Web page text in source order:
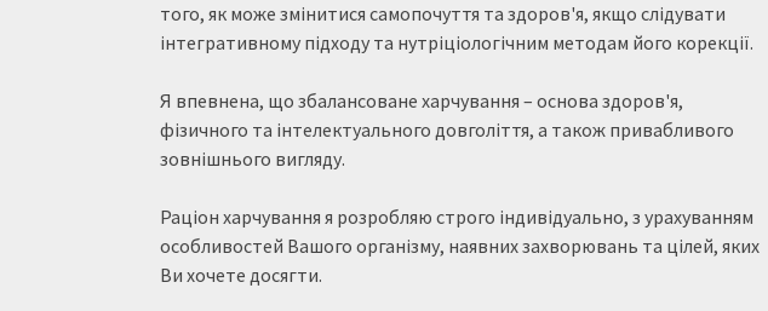
того, як може змінитися самопочуття та здоров'я, якщо слідувати
інтегративному підходу та нутріціологічним методам його корекції.
Я впевнена, що збалансоване харчування – основа здоров'я,
фізичного та інтелектуального довголіття, а також привабливого
зовнішнього вигляду.
Раціон харчування я розробляю строго індивідуально, з урахуванням
особливостей Вашого організму, наявних захворювань та цілей, яких
Ви хочете досягти.